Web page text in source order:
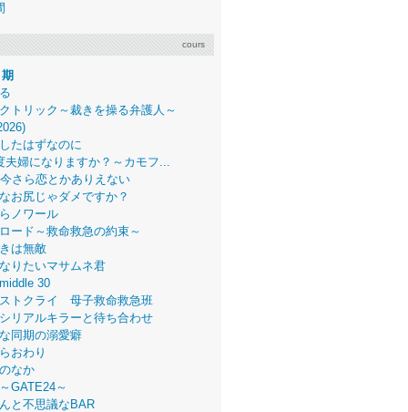
cours
トリック～裁きを操る弁護人～
たはずなのに
夫婦になりますか？～カモフ...
さら恋とかありえない
お尻じゃダメですか？
ノワール
ード～救命救急の約束～
は無敵
りたいマサムネ君
30
トクライ 母子救命救急班
リアルキラーと待ち合わせ
同期の溺愛癖
おわり
なか
GATE24～
と不思議なBAR